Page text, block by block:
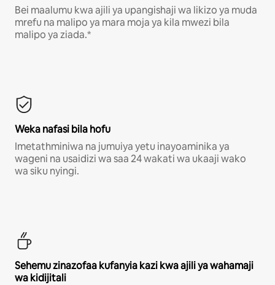
Bei maalumu kwa ajili ya upangishaji wa likizo ya muda
mrefu na malipo ya mara moja ya kila mwezi bila
malipo ya ziada.*
Weka nafasi bila hofu
Imetathminiwa na jumuiya yetu inayoaminika ya
wageni na usaidizi wa saa 24 wakati wa ukaaji wako
wa siku nyingi.
Sehemu zinazofaa kufanyia kazi kwa ajili ya wahamaji
wa kidijitali